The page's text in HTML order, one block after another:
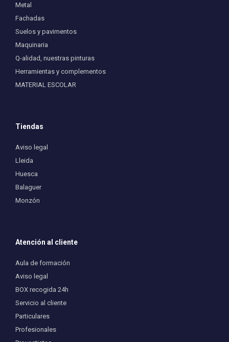
Metal
Fachadas
Suelos y pavimentos
Maquinaria
Q-alidad, nuestras pinturas
Herramientas y complementos
MATERIAL ESCOLAR
Tiendas
Aviso legal
Lleida
Huesca
Balaguer
Monzón
Atención al cliente
Aula de formación
Aviso legal
BOX recogida 24h
Servicio al cliente
Particulares
Profesionales